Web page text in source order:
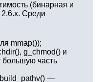
(бинарная и
2.6.x. Среди
mmap());
g_chmod() и
часть
—